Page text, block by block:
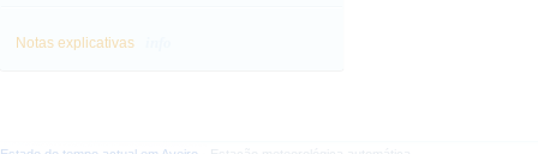
Notas explicativas